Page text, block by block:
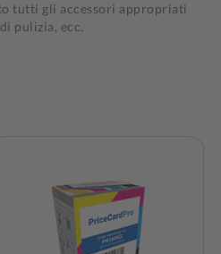
tutti gli accessori appropriati
pulizia, ecc.